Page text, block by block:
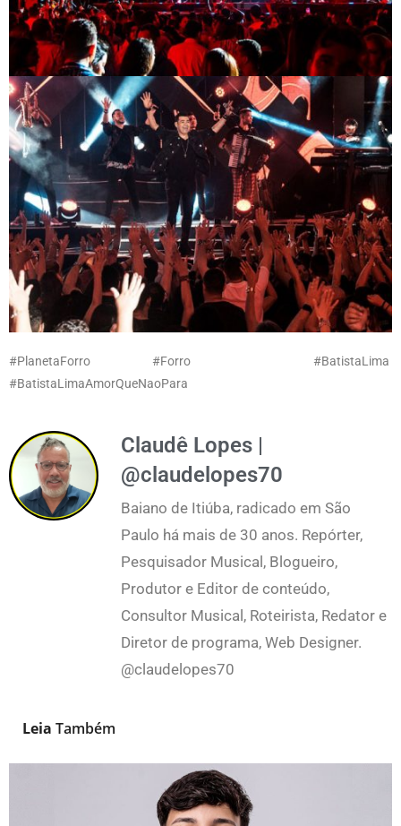
#PlanetaForro #Forro #BatistaLima
#BatistaLimaAmorQueNaoPara
Claudê Lopes |
@claudelopes70
Baiano de Itiúba, radicado em São
Paulo há mais de 30 anos. Repórter,
Pesquisador Musical, Blogueiro,
Produtor e Editor de conteúdo,
Consultor Musical, Roteirista, Redator e
Diretor de programa, Web Designer.
@claudelopes70
Leia Também